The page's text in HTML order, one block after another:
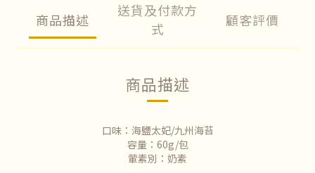
商品描述
送貨及付款方
式
顧客評價
商品描述
口味：海鹽太妃/九州海苔
容量：60g/包
葷素別：奶素